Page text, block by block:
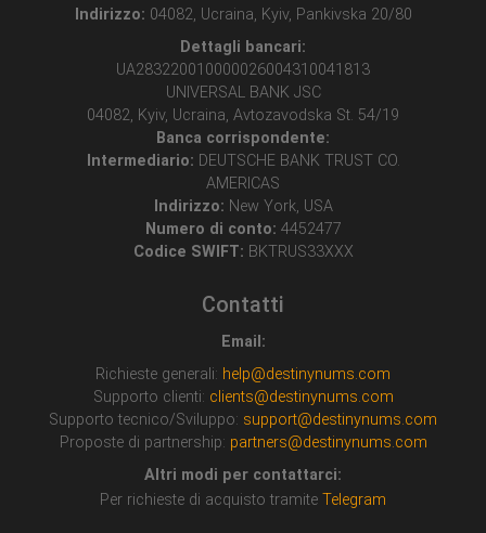
Indirizzo: 04082, Ucraina, Kyiv, Pankivska 20/80
Dettagli bancari:
UA283220010000026004310041813
UNIVERSAL BANK JSC
04082, Kyiv, Ucraina, Avtozavodska St. 54/19
Banca corrispondente:
Intermediario: DEUTSCHE BANK TRUST CO.
AMERICAS
Indirizzo: New York, USA
Numero di conto: 4452477
Codice SWIFT: BKTRUS33XXX
Contatti
Email:
Richieste generali: help@destinynums.com
Supporto clienti: clients@destinynums.com
Supporto tecnico/Sviluppo: support@destinynums.com
Proposte di partnership: partners@destinynums.com
Altri modi per contattarci:
Per richieste di acquisto tramite Telegram